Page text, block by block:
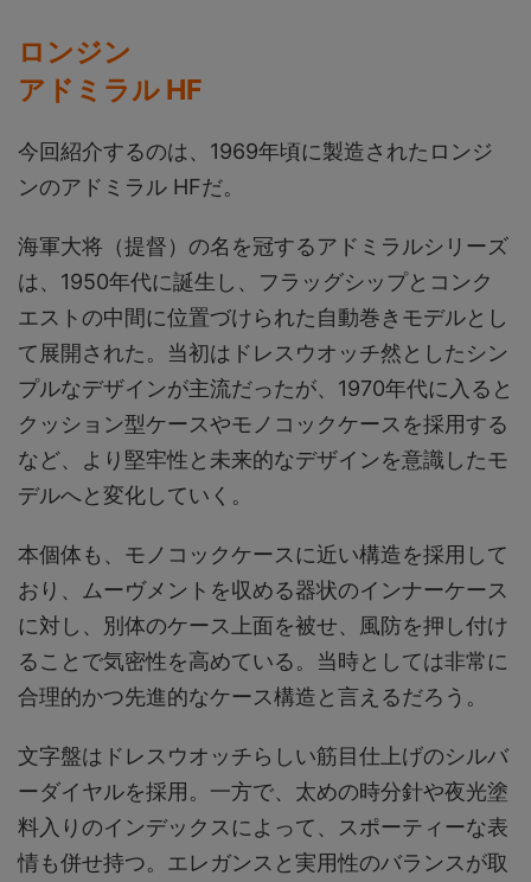
ロンジン
アドミラル HF
今回紹介するのは、1969年頃に製造されたロンジ
ンのアドミラル HFだ。
海軍大将（提督）の名を冠するアドミラルシリーズ
は、1950年代に誕生し、フラッグシップとコンク
エストの中間に位置づけられた自動巻きモデルとし
て展開された。当初はドレスウオッチ然としたシン
プルなデザインが主流だったが、1970年代に入ると
クッション型ケースやモノコックケースを採用する
など、より堅牢性と未来的なデザインを意識したモ
デルへと変化していく。
本個体も、モノコックケースに近い構造を採用して
おり、ムーヴメントを収める器状のインナーケース
に対し、別体のケース上面を被せ、風防を押し付け
ることで気密性を高めている。当時としては非常に
合理的かつ先進的なケース構造と言えるだろう。
文字盤はドレスウオッチらしい筋目仕上げのシルバ
ーダイヤルを採用。一方で、太めの時分針や夜光塗
料入りのインデックスによって、スポーティーな表
情も併せ持つ。エレガンスと実用性のバランスが取